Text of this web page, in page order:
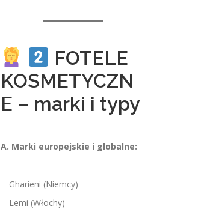
FOTELE
KOSMETYCZN
E – marki i typy
A. Marki europejskie i globalne:
Gharieni (Niemcy)
Lemi (Włochy)